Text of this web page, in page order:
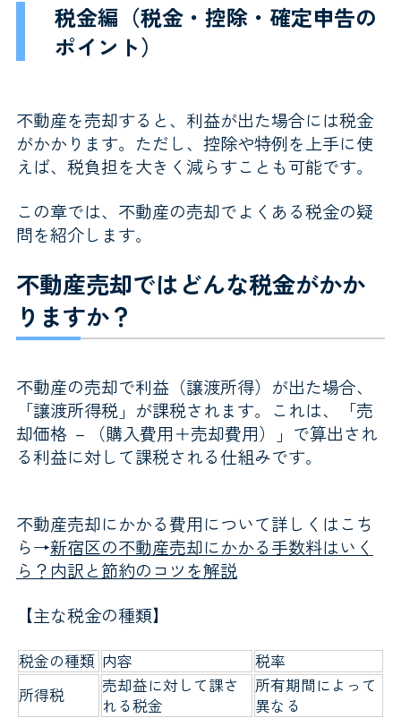
税金編（税金・控除・確定申告の
ポイント）
不動産を売却すると、利益が出た場合には税金
がかかります。ただし、控除や特例を上手に使
えば、税負担を大きく減らすことも可能です。
この章では、不動産の売却でよくある税金の疑
問を紹介します。
不動産売却ではどんな税金がかか
りますか？
不動産の売却で利益（譲渡所得）が出た場合、
「譲渡所得税」が課税されます。これは、「売
却価格 －（購入費用＋売却費用）」で算出され
る利益に対して課税される仕組みです。
不動産売却にかかる費用について詳しくはこち
ら→新宿区の不動産売却にかかる手数料はいく
ら？内訳と節約のコツを解説
【主な税金の種類】
税金の種類 内容
税率
所得税
売却益に対して課さ
れる税金
所有期間によって
異なる